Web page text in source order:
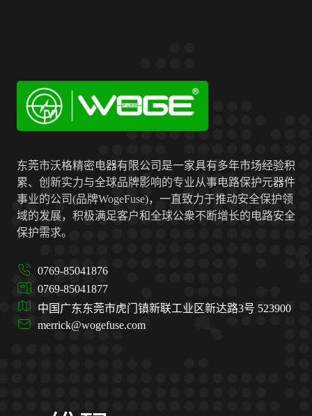
东莞市沃格精密电器有限公司是一家具有多年市场经验积
累、创新实力与全球品牌影响的专业从事电路保护元器件
事业的公司(品牌WogeFuse)，一直致力于推动安全保护领
域的发展，积极满足客户和全球公衆不断增长的电路安全
保护需求。
0769-85041876
0769-85041877
中国广东东莞市虎门镇新联工业区新达路3号 523900
merrick@wogefuse.com